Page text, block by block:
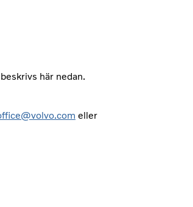
här nedan.
eller